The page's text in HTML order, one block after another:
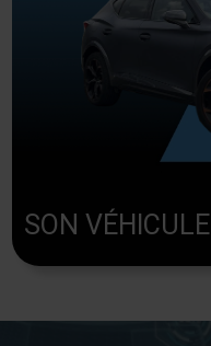
SON VÉHICULE